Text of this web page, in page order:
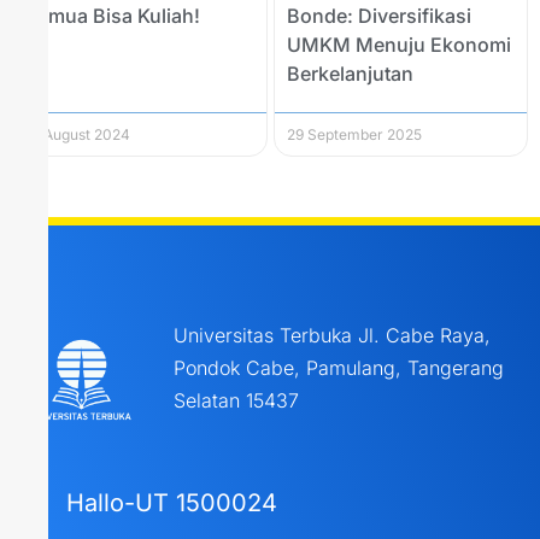
Semua Bisa Kuliah!
15 August 2024
Bonde: Diversifikasi
UMKM Menuju Ekonomi
Berkelanjutan
29 September 2025
Universitas Terbuka Jl. Cabe Raya,
Pondok Cabe, Pamulang, Tangerang
Selatan 15437
Hallo-UT 1500024